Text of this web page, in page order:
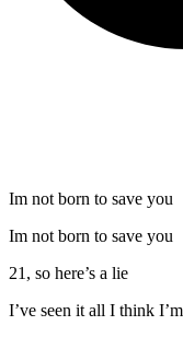
Im not born to save you
Im not born to save you
21, so here’s a lie
I’ve seen it all I think